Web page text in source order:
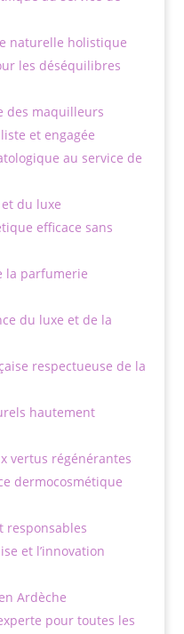
naturelle holistique
les déséquilibres
des maquilleurs
et engagée
au service de
du luxe
efficace sans
la parfumerie
du luxe et de la
respectueuse de la
hautement
vertus régénérantes
dermocosmétique
responsables
et l’innovation
Ardèche
pour toutes les